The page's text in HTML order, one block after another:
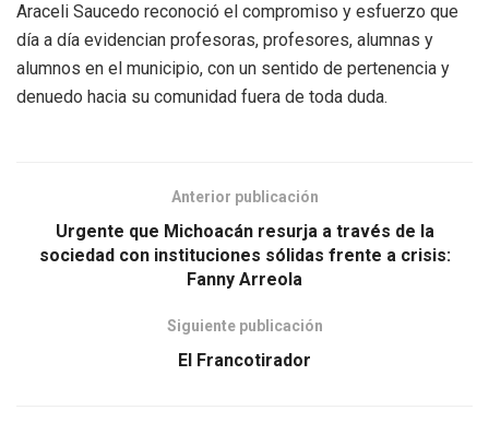
Araceli Saucedo reconoció el compromiso y esfuerzo que
día a día evidencian profesoras, profesores, alumnas y
alumnos en el municipio, con un sentido de pertenencia y
denuedo hacia su comunidad fuera de toda duda.
Anterior publicación
Urgente que Michoacán resurja a través de la
sociedad con instituciones sólidas frente a crisis:
Fanny Arreola
Siguiente publicación
El Francotirador